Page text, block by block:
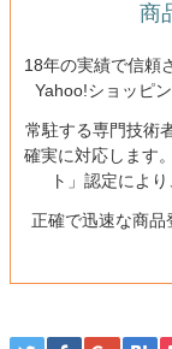
商
18年の実績で信頼
Yahoo!ショッピ
常駐する専門技術
確実に対応します
ト」認定によ
正確で迅速な商品